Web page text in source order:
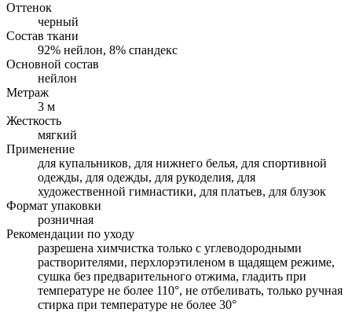
Оттенок
черный
Состав ткани
92% нейлон, 8% спандекс
Основной состав
нейлон
Метраж
3 м
Жесткость
мягкий
Применение
для купальников, для нижнего белья, для спортивной
одежды, для одежды, для рукоделия, для
художественной гимнастики, для платьев, для блузок
Формат упаковки
розничная
Рекомендации по уходу
разрешена химчистка только с углеводородными
растворителями, перхлорэтиленом в щадящем режиме,
cушка без предварительного отжима, гладить при
температуре не более 110°, не отбеливать, только ручная
стирка при температуре не более 30°